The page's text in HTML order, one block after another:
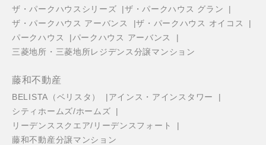
ザ・パークハウスシリーズ
ザ・パークハウス グラン
ザ・パークハウス アーバンス
ザ・パークハウス オイコス
パークハウス
パークハウス アーバンス
三菱地所・三菱地所レジデンス分譲マンション
藤和不動産
BELISTA（ベリスタ）
アインス・アインスタワー
シティホームズ/ホームズ
リーデンススクエア/リーデンスフォート
藤和不動産分譲マンション